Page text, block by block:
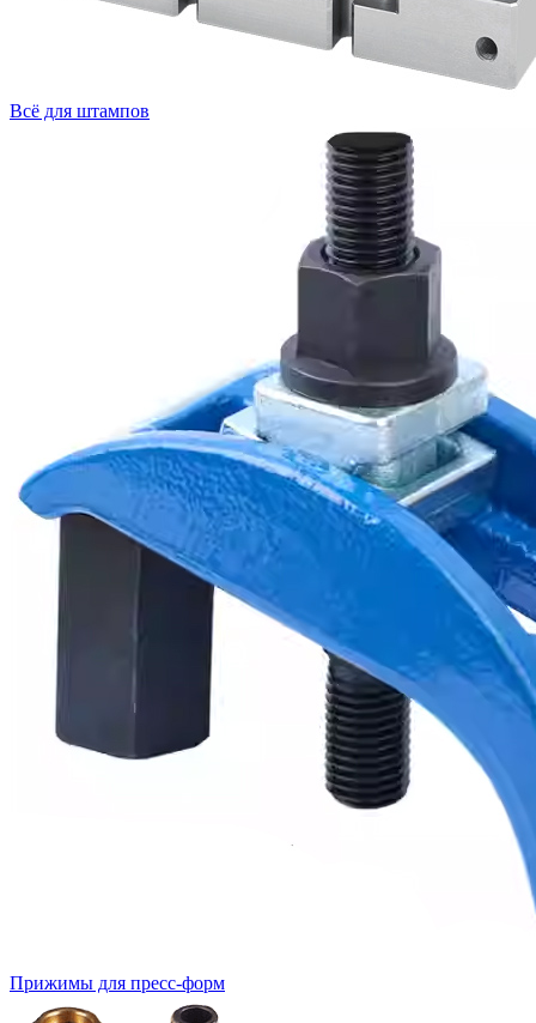
Всё для штампов
Прижимы для пресс-форм